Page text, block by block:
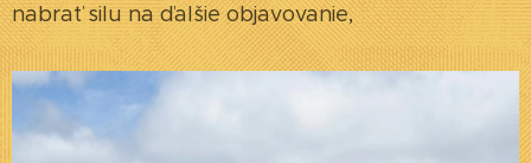
nabrať silu na ďalšie objavovanie,